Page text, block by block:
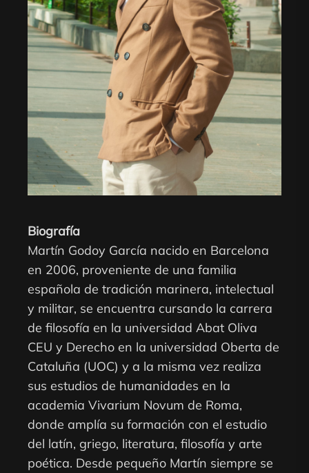
Biografía
Martín Godoy García nacido en Barcelona
en 2006, proveniente de una familia
española de tradición marinera, intelectual
y militar, se encuentra cursando la carrera
de filosofía en la universidad Abat Oliva
CEU y Derecho en la universidad Oberta de
Cataluña (UOC) y a la misma vez realiza
sus estudios de humanidades en la
academia Vivarium Novum de Roma,
donde amplía su formación con el estudio
del latín, griego, literatura, filosofía y arte
poética. Desde pequeño Martín siempre se